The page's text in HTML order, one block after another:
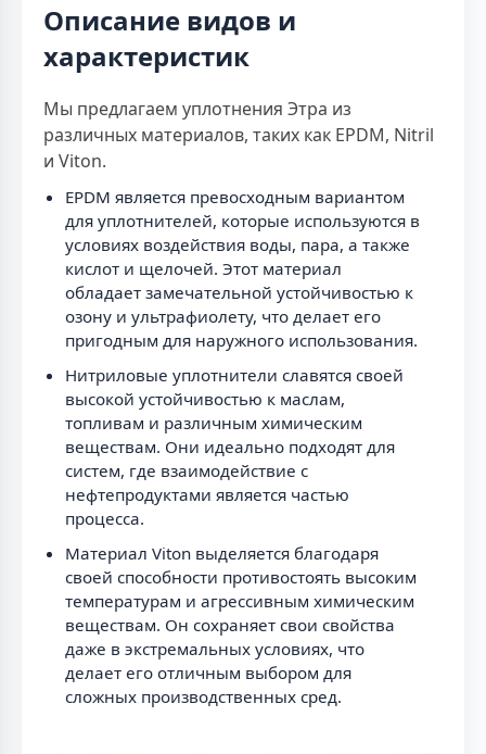
Описание видов и
характеристик
Мы предлагаем уплотнения Этра из
различных материалов, таких как EPDM, Nitril
и Viton.
EPDM является превосходным вариантом
для уплотнителей, которые используются в
условиях воздействия воды, пара, а также
кислот и щелочей. Этот материал
обладает замечательной устойчивостью к
озону и ультрафиолету, что делает его
пригодным для наружного использования.
Нитриловые уплотнители славятся своей
высокой устойчивостью к маслам,
топливам и различным химическим
веществам. Они идеально подходят для
систем, где взаимодействие с
нефтепродуктами является частью
процесса.
Материал Viton выделяется благодаря
своей способности противостоять высоким
температурам и агрессивным химическим
веществам. Он сохраняет свои свойства
даже в экстремальных условиях, что
делает его отличным выбором для
сложных производственных сред.